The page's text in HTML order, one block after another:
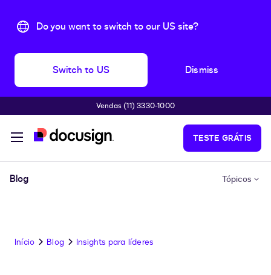
Do you want to switch to our US site?
Switch to US Dismiss
Pular para o conteúdo principal
Vendas (11) 3330-1000
TESTE GRÁTIS
Blog Tópicos
Início Blog Insights para líderes